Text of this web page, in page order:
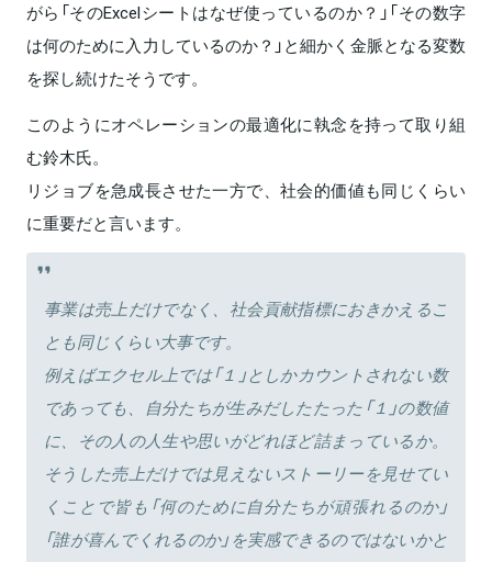
がら「そのExcelシートはなぜ使っているのか？」「その数字
は何のために入力しているのか？」と細かく金脈となる変数
を探し続けたそうです。
このようにオペレーションの最適化に執念を持って取り組
む鈴木氏。
リジョブを急成長させた一方で、社会的価値も同じくらい
に重要だと言います。
事業は売上だけでなく、社会貢献指標におきかえるこ
とも同じくらい大事です。
例えばエクセル上では「１」としかカウントされない数
であっても、自分たちが生みだしたたった「１」の数値
に、その人の人生や思いがどれほど詰まっているか。
そうした売上だけでは見えないストーリーを見せてい
くことで皆も「何のために自分たちが頑張れるのか」
「誰が喜んでくれるのか」を実感できるのではないかと